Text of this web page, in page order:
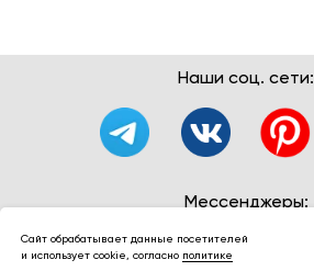
Сайт обрабатывает данные посетителей
и использует cookie, согласно политике
Наши соц. сети:
Мессенджеры: